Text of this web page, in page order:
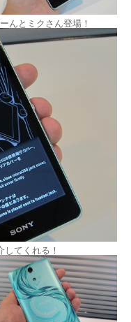
んとミクさん登場！
てくれる！